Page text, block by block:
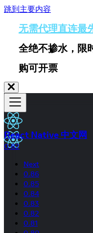
跳到主要内容
无需代理直连最
全绝不掺水，限
购可开票
React Native 中文网
0.82
Next
0.86
0.85
0.84
0.83
0.82
0.81